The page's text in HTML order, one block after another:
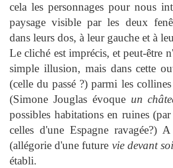
cela les personnages pour nous
paysage visible par les deux
dans leurs dos, à leur gauche et à
Le cliché est imprécis, et peut-être
simple illusion, mais dans cette
(celle du passé ?) parmi les
(Simone Jouglas évoque un
possibles habitations en ruines
celles d'une Espagne ravagée?)
(allégorie d'une future vie devant soi
établi.